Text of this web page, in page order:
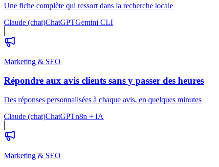
Une fiche complète qui ressort dans la recherche locale
Claude (chat)ChatGPTGemini CLI
Marketing & SEO
Répondre aux avis clients sans y passer des heures
Des réponses personnalisées à chaque avis, en quelques minutes
Claude (chat)ChatGPTn8n + IA
Marketing & SEO